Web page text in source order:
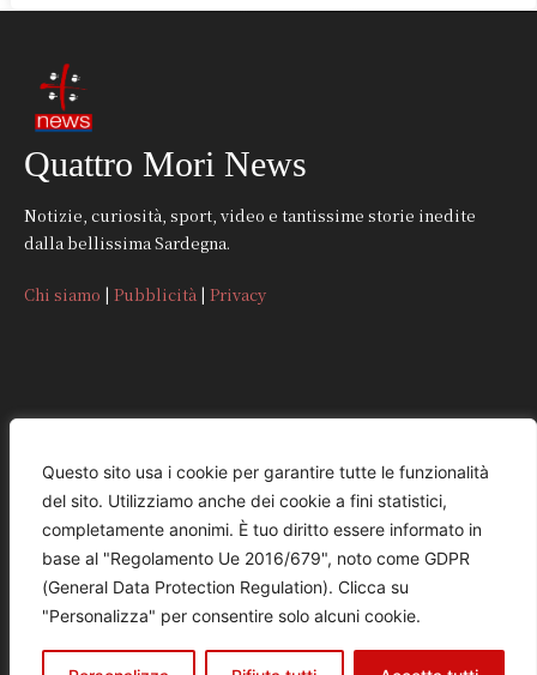
Questo sito usa i cookie per garantire tutte le funzionalità
del sito. Utilizziamo anche dei cookie a fini statistici,
completamente anonimi. È tuo diritto essere informato in
base al "Regolamento Ue 2016/679", noto come GDPR
(General Data Protection Regulation). Clicca su
"Personalizza" per consentire solo alcuni cookie.
Quattro Mori News
Notizie, curiosità, sport, video e tantissime storie inedite
dalla bellissima Sardegna.
Chi siamo | Pubblicità | Privacy
CONTATTI
REDAZIONE
redazione@quattromorinews.it
COMMERCIALE
commerciale@quattromorinews.it